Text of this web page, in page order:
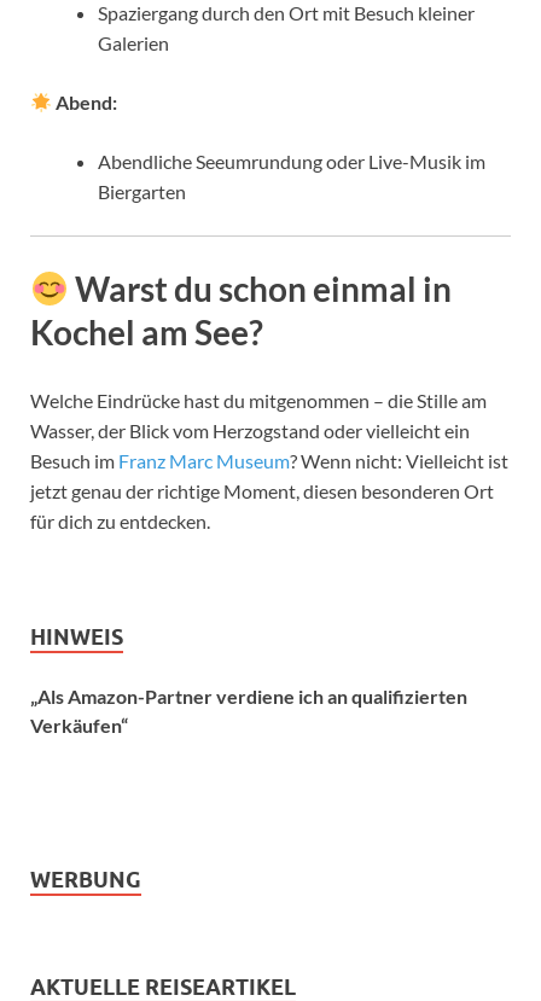
Spaziergang durch den Ort mit Besuch kleiner
Galerien
Abend:
Abendliche Seeumrundung oder Live-Musik im
Biergarten
Warst du schon einmal in
Kochel am See?
Welche Eindrücke hast du mitgenommen – die Stille am
Wasser, der Blick vom Herzogstand oder vielleicht ein
Besuch im Franz Marc Museum? Wenn nicht: Vielleicht ist
jetzt genau der richtige Moment, diesen besonderen Ort
für dich zu entdecken.
HINWEIS
„Als Amazon-Partner verdiene ich an qualifizierten
Verkäufen“
WERBUNG
AKTUELLE REISEARTIKEL